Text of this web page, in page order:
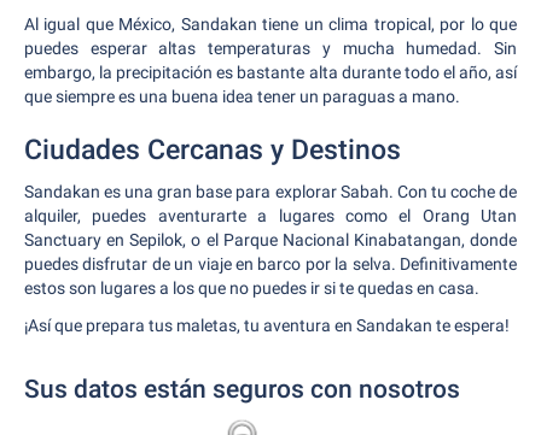
Al igual que México, Sandakan tiene un clima tropical, por lo que
puedes esperar altas temperaturas y mucha humedad. Sin
embargo, la precipitación es bastante alta durante todo el año, así
que siempre es una buena idea tener un paraguas a mano.
Ciudades Cercanas y Destinos
Sandakan es una gran base para explorar Sabah. Con tu coche de
alquiler, puedes aventurarte a lugares como el Orang Utan
Sanctuary en Sepilok, o el Parque Nacional Kinabatangan, donde
puedes disfrutar de un viaje en barco por la selva. Definitivamente
estos son lugares a los que no puedes ir si te quedas en casa.
¡Así que prepara tus maletas, tu aventura en Sandakan te espera!
Sus datos están seguros con nosotros